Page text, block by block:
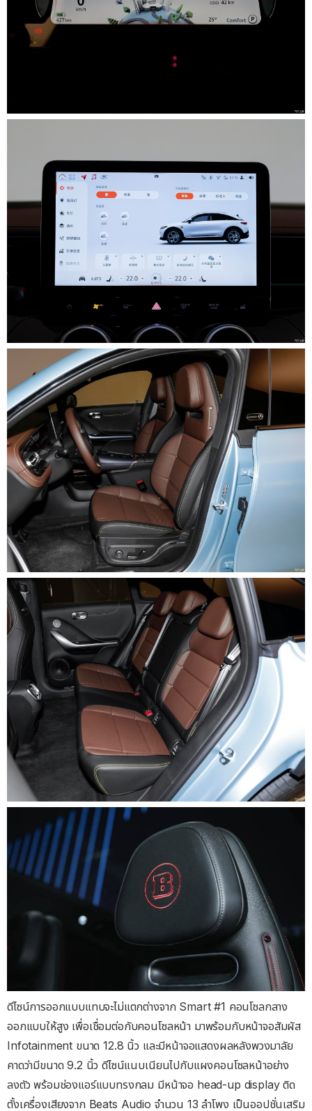
ดีไซน์การออกแบบแทบจะไม่แตกต่างจาก Smart #1 คอนโซลกลาง
ออกแบบให้สูง เพื่อเชื่อมต่อกับคอนโซลหน้า มาพร้อมกับหน้าจอสัมผัส
Infotainment ขนาด 12.8 นิ้ว และมีหน้าจอแสดงผลหลังพวงมาลัย
คาดว่ามีขนาด 9.2 นิ้ว ดีไซน์แนบเนียนไปกับแผงคอนโซลหน้าอย่าง
ลงตัว พร้อมช่องแอร์แบบทรงกลม มีหน้าจอ head-up display ติด
ตั้งเครื่องเสียงจาก Beats Audio จำนวน 13 ลำโพง เป็นออปชั่นเสริม